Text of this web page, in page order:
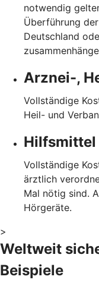
notwendig
Überführung
Deutschland
Arznei-,
Vollständige
Heil- und
Hilfsmittel
Vollständige
ärztlich
Mal nötig sind.
Hörgeräte.
>
Weltweit
Beispiele